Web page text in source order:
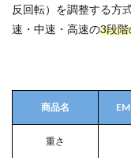
反回転）を調整する方
速・中速・高速の3段
商品名
重さ